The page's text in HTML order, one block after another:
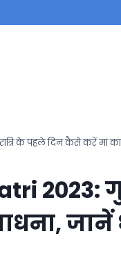
के पहले दिन कैसे करें मां
2023:
जानें